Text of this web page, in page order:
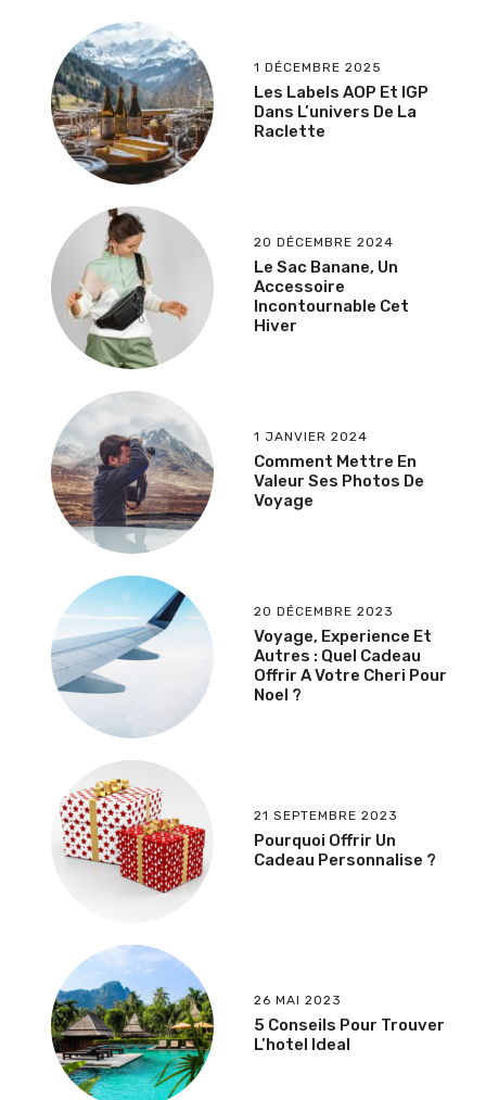
1 DÉCEMBRE 2025
Les Labels AOP Et IGP
Dans L’univers De La
Raclette
20 DÉCEMBRE 2024
Le Sac Banane, Un
Accessoire
Incontournable Cet
Hiver
1 JANVIER 2024
Comment Mettre En
Valeur Ses Photos De
Voyage
20 DÉCEMBRE 2023
Voyage, Experience Et
Autres : Quel Cadeau
Offrir A Votre Cheri Pour
Noel ?
21 SEPTEMBRE 2023
Pourquoi Offrir Un
Cadeau Personnalise ?
26 MAI 2023
5 Conseils Pour Trouver
L’hotel Ideal